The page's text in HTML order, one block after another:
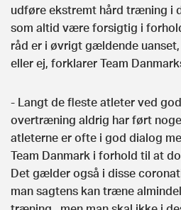
udføre ekstremt hård træning i
som altid være forsigtig i
råd er i øvrigt gældende
eller ej, forklarer Team
- Langt de fleste atleter ved
overtræning aldrig har ført
atleterne er ofte i god dialog
Team Danmark i forhold til at
Det gælder også i disse
man sagtens kan træne